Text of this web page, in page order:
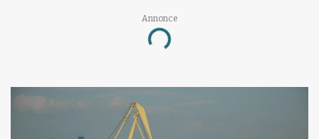
Annonce
Loading...